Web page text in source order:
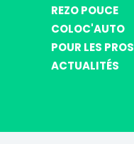
REZO POUCE
COLOC'AUTO
POUR LES PROS
ACTUALITÉS